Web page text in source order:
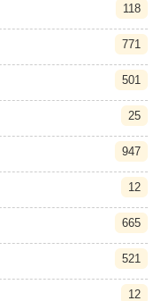
118
771
501
25
947
12
665
521
12